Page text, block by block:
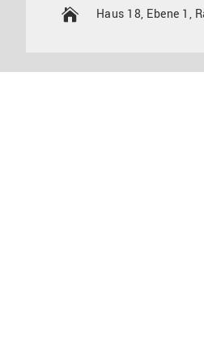
Haus 18, Ebene 1,